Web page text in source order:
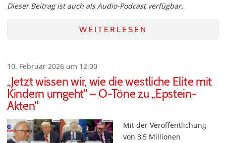
Dieser Beitrag ist auch als Audio-Podcast verfügbar.
WEITERLESEN
10. Februar 2026 um 12:00
„Jetzt wissen wir, wie die westliche Elite mit
Kindern umgeht“ – O-Töne zu „Epstein-
Akten“
Mit der Veröffentlichung
von 3,5 Millionen